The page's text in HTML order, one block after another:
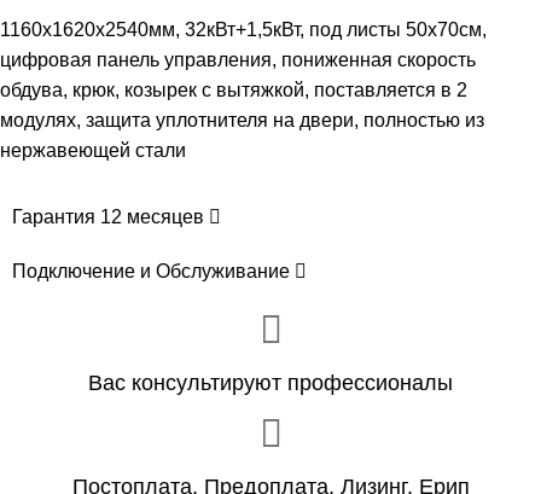
1160х1620х2540мм, 32кВт+1,5кВт, под листы 50х70см,
цифровая панель управления, пониженная скорость
обдува, крюк, козырек с вытяжкой, поставляется в 2
модулях, защита уплотнителя на двери, полностью из
нержавеющей стали
Гарантия 12 месяцев
Подключение и Обслуживание
Вас консультируют профессионалы
Постоплата, Предоплата, Лизинг, Ерип